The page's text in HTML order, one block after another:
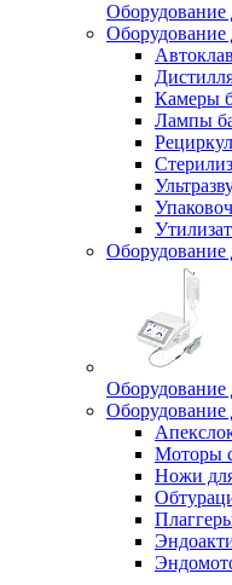
Оборудование
Оборудование
Камеры
Лампы
Оборудование
Оборудование
Оборудование
Моторы
Ножи для